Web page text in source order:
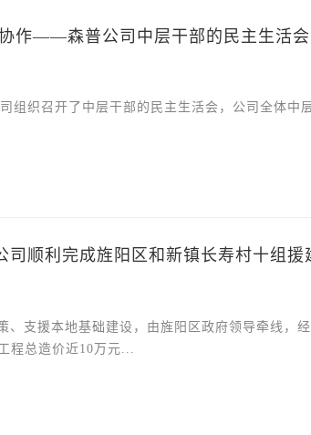
作——森普公司中层干部的民主生活会
组织召开了中层干部的民主生活会，公司全体中
司顺利完成旌阳区和新镇长寿村十组援
、支援本地基础建设，由旌阳区政府领导牵线，
程总造价近10万元...